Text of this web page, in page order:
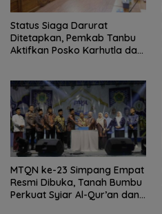
Status Siaga Darurat
Ditetapkan, Pemkab Tanbu
Aktifkan Posko Karhutla dan
MTQN ke-23 Simpang Empat
Resmi Dibuka, Tanah Bumbu
Perkuat Syiar Al-Qur’an dan